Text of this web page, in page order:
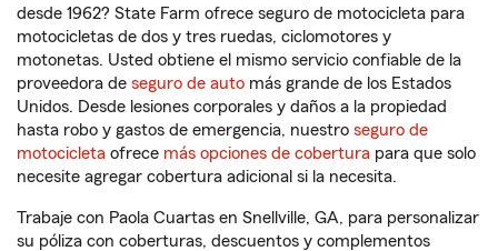
desde 1962? State Farm ofrece seguro de motocicleta para
motocicletas de dos y tres ruedas, ciclomotores y
motonetas. Usted obtiene el mismo servicio confiable de la
proveedora de seguro de auto más grande de los Estados
Unidos. Desde lesiones corporales y daños a la propiedad
hasta robo y gastos de emergencia, nuestro seguro de
motocicleta ofrece más opciones de cobertura para que solo
necesite agregar cobertura adicional si la necesita.
Trabaje con Paola Cuartas en Snellville, GA, para personalizar
su póliza con coberturas, descuentos y complementos